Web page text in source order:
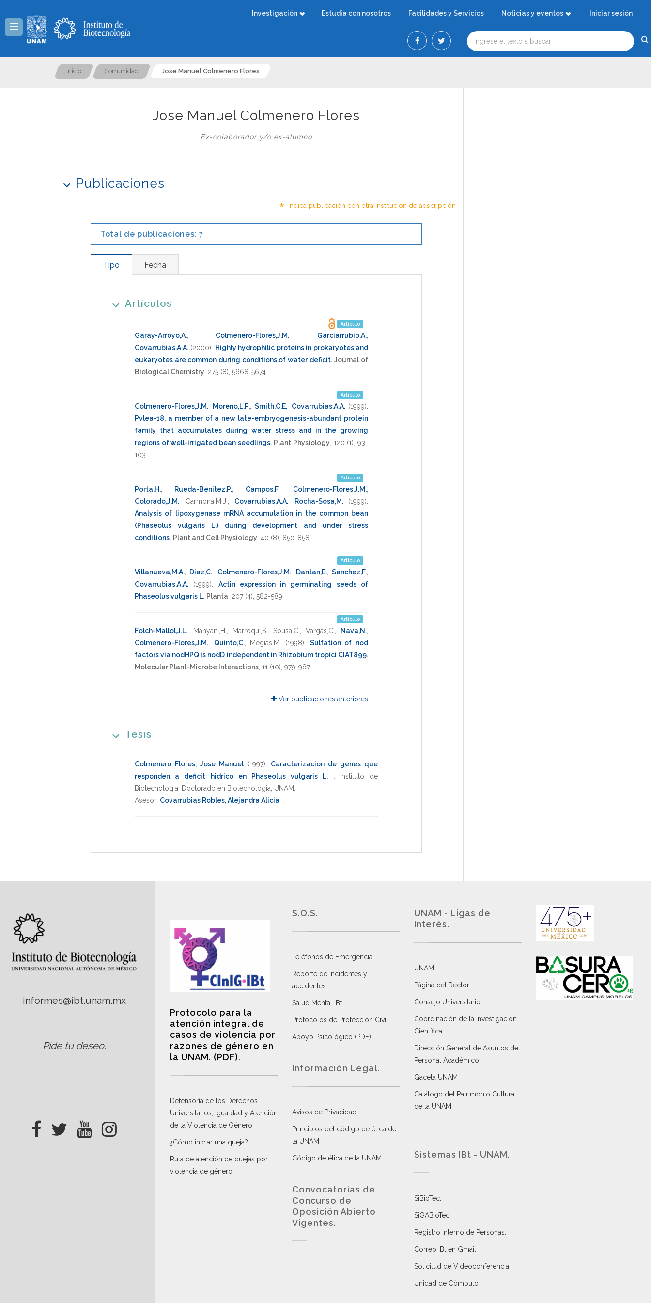
Investigación Estudia con nosotros Facilidades y Servicios Noticias y eventos Iniciar sesión
Inicio Comunidad Jose Manuel Colmenero Flores
Jose Manuel Colmenero Flores
Ex-colaborador y/o ex-alumno
Publicaciones
* Indica publicación con otra institución de adscripción
Total de publicaciones: 7
Tipo Fecha
Artículos
Artículo
Garay-Arroyo,A. Colmenero-Flores,J.M., Garciarrubio,A.
Covarrubias,A.A. (2000)
Highly hydrophilic proteins in prokaryotes and
eukaryotes are common during conditions of water deficit. Journal of
Biological Chemistry 275 (8), 5668-5674
Artículo
Colmenero-Flores,J.M. Moreno,L.P. Smith,C.E., Covarrubias,A.A. (1999)
Pvlea-18, a member of a new late-embryogenesis-abundant protein
family that accumulates during water stress and in the growing
regions of well-irrigated bean seedlings. Plant Physiology 120 (1),93-
103
Artículo
Porta,H. Rueda-Benitez,P. Campos,F. Colmenero-Flores,J.M.
Colorado,J.M.
Carmona,M.J. Covarrubias,A.A., Rocha-Sosa,M. (1999)
Analysis of lipoxygenase mRNA accumulation in the common bean
(Phaseolus vulgaris L.) during development and under stress
conditions. Plant and Cell Physiology 40 (8), 850-858
Artículo
Villanueva,M.A. Diaz,C. Colmenero-Flores,J.M., Dantan,E., Sanchez,F.
Covarrubias,A.A.
(1999)
Actin expression in germinating seeds of
Phaseolus vulgaris L. Planta 207 (4), 582-589
Artículo
Folch-Mallol,J.L. Manyani,H. Marroqui,S. Sousa,C. Vargas,C. Nava,N.
Colmenero-Flores,J.M.
Quinto,C., Megias,M. (1998)
Sulfation of nod
factors via nodHPQ is nodD independent in Rhizobium tropici CIAT899.
Molecular Plant-Microbe Interactions 11 (10), 979-987.
Ver publicaciones anteriores
Tesis
Colmenero Flores, Jose Manuel (1997)
Caracterizacion de genes que
responden a deficit hidrico en Phaseolus vulgaris L. .
Instituto de
Biotecnologia
Doctorado en Biotecnologia UNAM
Asesor: Covarrubias Robles, Alejandra Alicia
informes@ibt.unam.mx
Pide tu deseo.
Protocolo para la
atención integral de
casos de violencia por
razones de género en
la UNAM. (PDF).
Defensoría de los Derechos
Universitarios, Igualdad y Atención
de la Violencia de Género
¿Cómo iniciar una queja?
Ruta de atención de quejas por
violencia de género
S.O.S.
Teléfonos de Emergencia.
Reporte de incidentes y
accidentes
Salud Mental IBt
Protocolos de Protección Civil
Apoyo Psicológico (PDF)
Información Legal.
Avisos de Privacidad
Principios del código de ética de
la UNAM
Código de ética de la UNAM
Convocatorias de
Concurso de
Oposición Abierto
Vigentes.
UNAM - Ligas de
interés.
UNAM
Página del Rector
Consejo Universitario
Coordinación de la Investigación
Científica
Dirección General de Asuntos del
Personal Académico
Gaceta UNAM
Catálogo del Patrimonio Cultural
de la UNAM.
Sistemas IBt - UNAM.
SiBioTec
SiGABioTec.
Registro Interno de Personas
Correo IBt en Gmail
Solicitud de Videoconferencia.
Unidad de Cómputo